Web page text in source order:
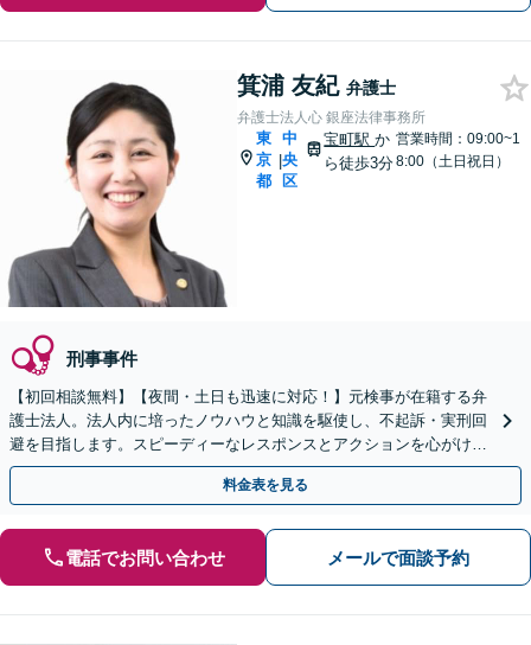
箕浦 友紀 弁護士
弁護士法人心 銀座法律事務所
東
京
都
|
中
央
区
宝町駅か
ら徒歩3分
営業時間：09:00~1
8:00（土日祝日）
刑事事件
【初回相談無料】【夜間・土日も迅速に対応！】元検事が在籍する弁
護士法人。法人内に培ったノウハウと知識を駆使し、不起訴・実刑回
避を目指します。スピーディーなレスポンスとアクションを心がけ、
最善の解決を目指します【電話相談可】
料金表を見る
電話でお問い合わせ メールで面談予約